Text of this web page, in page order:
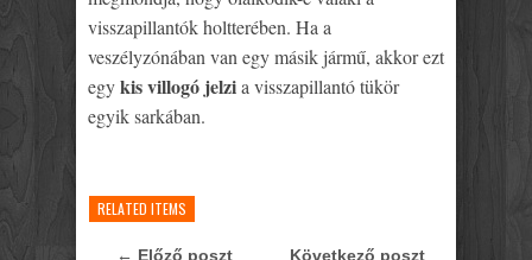
visszapillantók holtterében. Ha a
veszélyzónában van egy másik jármű, akkor ezt
egykis villogó jelzia visszapillantó tükör
egyik sarkában.
RELATED ITEMS
← Előző poszt
Következő poszt